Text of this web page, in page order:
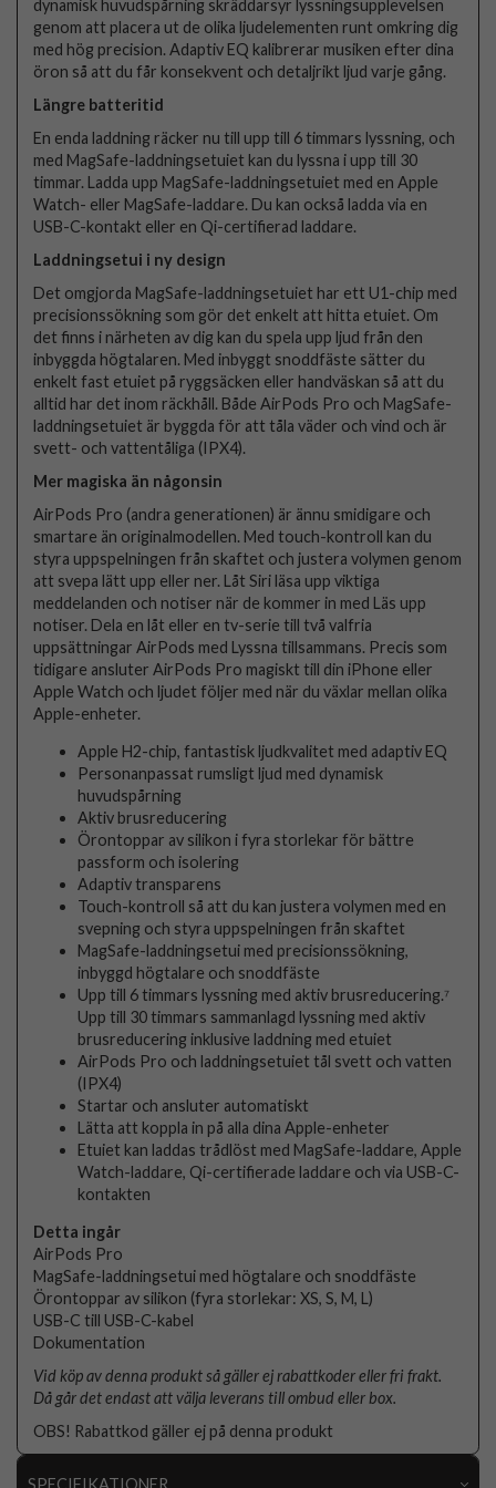
dynamisk huvudspårning skräddarsyr lyssningsupplevelsen
genom att placera ut de olika ljudelementen runt omkring dig
med hög precision. Adaptiv EQ kalibrerar musiken efter dina
öron så att du får konsekvent och detaljrikt ljud varje gång.
Längre batteritid
En enda laddning räcker nu till upp till 6 timmars lyssning, och
med MagSafe-laddningsetuiet kan du lyssna i upp till 30
timmar. Ladda upp MagSafe-laddningsetuiet med en Apple
Watch- eller MagSafe-laddare. Du kan också ladda via en
USB-C-kontakt eller en Qi-certifierad laddare.
Laddningsetui i ny design
Det omgjorda MagSafe-laddningsetuiet har ett U1-chip med
precisionssökning som gör det enkelt att hitta etuiet. Om
det finns i närheten av dig kan du spela upp ljud från den
inbyggda högtalaren. Med inbyggt snoddfäste sätter du
enkelt fast etuiet på ryggsäcken eller handväskan så att du
alltid har det inom räckhåll. Både AirPods Pro och MagSafe-
laddningsetuiet är byggda för att tåla väder och vind och är
svett- och vattentåliga (IPX4).
Mer magiska än någonsin
AirPods Pro (andra generationen) är ännu smidigare och
smartare än originalmodellen. Med touch-kontroll kan du
styra uppspelningen från skaftet och justera volymen genom
att svepa lätt upp eller ner. Låt Siri läsa upp viktiga
meddelanden och notiser när de kommer in med Läs upp
notiser. Dela en låt eller en tv-serie till två valfria
uppsättningar AirPods med Lyssna tillsammans. Precis som
tidigare ansluter AirPods Pro magiskt till din iPhone eller
Apple Watch och ljudet följer med när du växlar mellan olika
Apple-enheter.
Apple H2-chip, fantastisk ljudkvalitet med adaptiv EQ
Personanpassat rumsligt ljud med dynamisk
huvudspårning
Aktiv brusreducering
Örontoppar av silikon i fyra storlekar för bättre
passform och isolering
Adaptiv transparens
Touch-kontroll så att du kan justera volymen med en
svepning och styra uppspelningen från skaftet
MagSafe-laddningsetui med precisionssökning,
inbyggd högtalare och snoddfäste
Upp till 6 timmars lyssning med aktiv brusreducering.⁷
Upp till 30 timmars sammanlagd lyssning med aktiv
brusreducering inklusive laddning med etuiet
AirPods Pro och laddningsetuiet tål svett och vatten
(IPX4)
Startar och ansluter automatiskt
Lätta att koppla in på alla dina Apple-enheter
Etuiet kan laddas trådlöst med MagSafe-laddare, Apple
Watch-laddare, Qi-certifierade laddare och via USB-C-
kontakten
Detta ingår
AirPods Pro
MagSafe-laddningsetui med högtalare och snoddfäste
Örontoppar av silikon (fyra storlekar: XS, S, M, L)
USB-C till USB-C-kabel
Dokumentation
Vid köp av denna produkt så gäller ej rabattkoder eller fri frakt.
Då går det endast att välja leverans till ombud eller box.
OBS! Rabattkod gäller ej på denna produkt
SPECIFIKATIONER